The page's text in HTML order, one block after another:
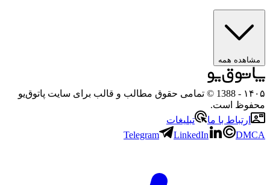
مشاهده همه
۱۴۰۵
- 1388 © تمامی حقوق مطالب و قالب برای سایت پاتوق‌یو
محفوظ است.
ارتباط با ما
تبلیغات
Telegram
LinkedIn DMCA